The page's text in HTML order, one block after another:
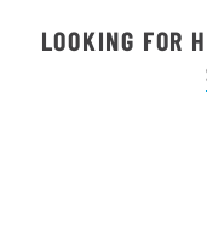
LOOKING FOR